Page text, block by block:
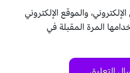
والموقع الإلكتروني
المرة المقبلة في